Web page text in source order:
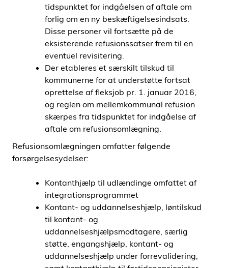
tidspunktet for indgåelsen af aftale om
forlig om en ny beskæftigelsesindsats.
Disse personer vil fortsætte på de
eksisterende refusionssatser frem til en
eventuel revisitering.
Der etableres et særskilt tilskud til
kommunerne for at understøtte fortsat
oprettelse af fleksjob pr. 1. januar 2016,
og reglen om mellemkommunal refusion
skærpes fra tidspunktet for indgåelse af
aftale om refusionsomlægning.
Refusionsomlægningen omfatter følgende
forsørgelsesydelser:
Kontanthjælp til udlændinge omfattet af
integrationsprogrammet
Kontant- og uddannelseshjælp, løntilskud
til kontant- og
uddannelseshjælpsmodtagere, særlig
støtte, engangshjælp, kontant- og
uddannelseshjælp under forrevalidering,